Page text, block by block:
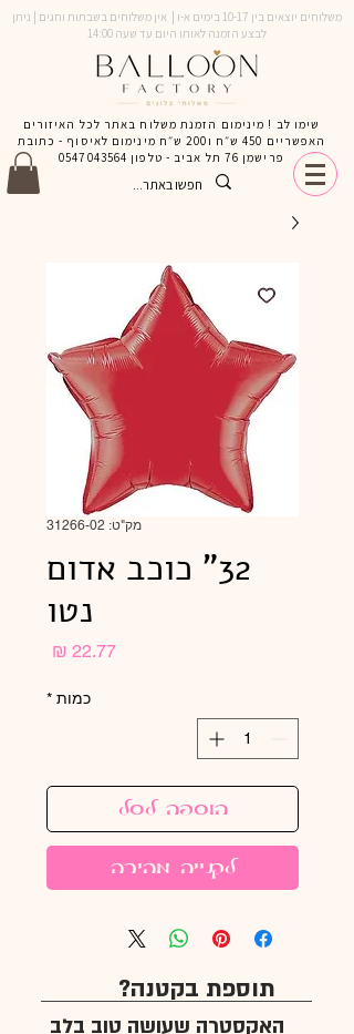
משלוחים יוצאים בין 10-17 בימים א-ו | אין משלוחים בשבתות וחגים | ניתן
לבצע הזמנה לאותו היום עד שעה 14:00
שימו לב ! מינימום הזמנת משלוח באתר לכל האיזורים
האפשריים 450 ש״ח ו200 ש״ח מינימום לאיסוף - כתובת
פרישמן 76 תל אביב - טלפון
0547043564
מק"ט: 31266-02
32" כוכב אדום
נטו
כמות *
הוספה לסל
לקנייה מהירה
תוספת בקטנה?
האקסטרה שעושה טוב בלב